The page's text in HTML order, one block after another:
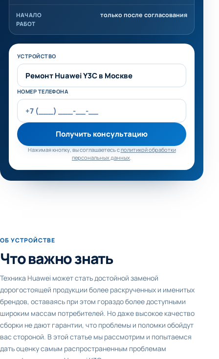
НАЧАЛО
РАБОТ
только после согласования
Не заполняйте это поле
УСТРОЙСТВО
НОМЕР ТЕЛЕФОНА
Получить консультацию
Нажимая кнопку, вы соглашаетесь сполитикой обработки
персональных данных.
ОБ УСТРОЙСТВЕ
Что важно знать
Техника Huawei может стать достойной заменой
дорогостоящей продукции более раскрученных и именитых
брендов, оставаясь при этом гораздо более доступными
широким массам потребителей. Но даже высокое качество
сборки не дают гарантии, что проблемы и поломки обойдут
вас стороной. В этой статье мы рассмотрим и попытаемся
дать оценку самым распространенным проблемам